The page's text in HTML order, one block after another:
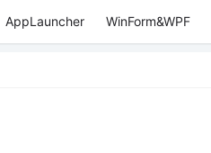
AppLauncher WinForm&WPF